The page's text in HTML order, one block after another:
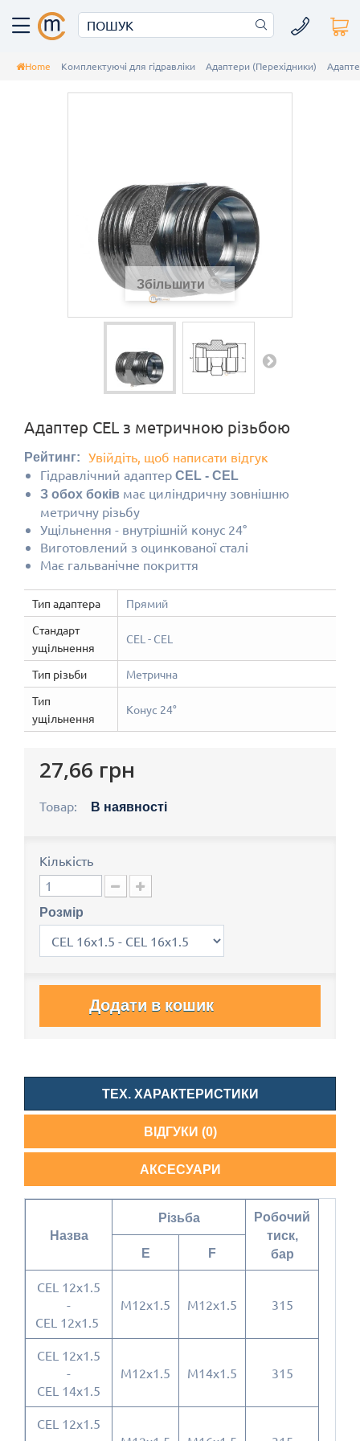
Home Комплектуючі для гідравліки Адаптери (Перехідники)
Збільшити
Адаптер CEL з метричною різьбою
Рейтинг:
Увійдіть, щоб написати відгук
Гідравлічний адаптер CEL - CEL
З обох боків має циліндричну зовнішню
метричну різьбу
Ущільнення - внутрішній конус 24°
Виготовлений з оцинкованої сталі
Має гальванічне покриття
Тип адаптера
Прямий
Стандарт
ущільнення
CEL - CEL
Тип різьби
Метрична
Тип
ущільнення
Конус 24°
27,66 грн
Товар: В наявності
Кількість
Розмір
Додати в кошик
ТЕХ. ХАРАКТЕРИСТИКИ
ВІДГУКИ (0)
АКСЕСУАРИ
Назва
Різьба
Робочий
тиск,
бар
E F
CEL 12x1.5
-
CEL 12x1.5
M12x1.5 M12x1.5 315
CEL 12x1.5
-
CEL 14x1.5
M12x1.5 M14x1.5 315
CEL 12x1.5